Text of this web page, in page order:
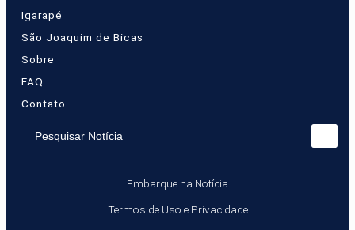
Igarapé
São Joaquim de Bicas
Sobre
FAQ
Contato
Pesquisar Notícia
Embarque na Notícia
Termos de Uso e Privacidade